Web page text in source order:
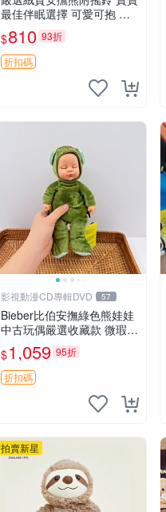
最佳伴眠選擇 可愛可抱 絨
毛玩具 安撫熊 嬰兒用
$810 93折
折扣碼
影視動漫CD專輯DVD 57
Bieber比伯安撫綠色熊娃娃
中古玩偶嚴選收藏款 微瑕輕
度使用 Bieber綠熊娃娃 中
古玩偶 微瑕
$1,059 95折
折扣碼
拍賣新星